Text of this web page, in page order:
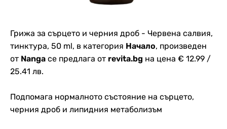
Грижа за сърцето и черния дроб - Червена салвия,
тинктура, 50 ml, в категория Начало, произведен
от Nanga се предлага от revita.bg на цена € 12.99 /
25.41 лв.
Подпомага нормалното състояние на сърцето,
черния дроб и липидния метаболизъм